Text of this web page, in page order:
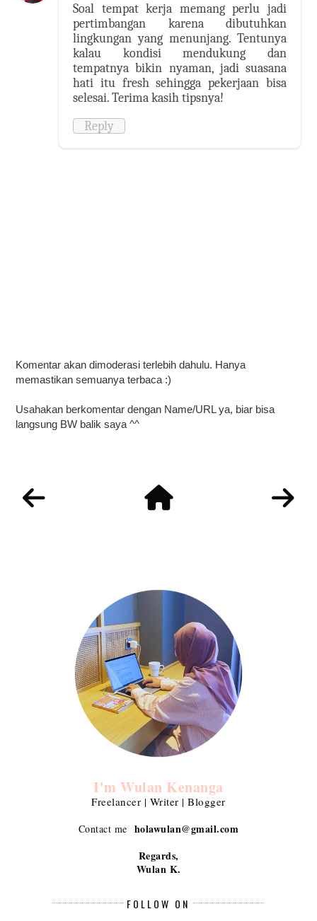
Soal tempat kerja memang perlu jadi
pertimbangan karena dibutuhkan
lingkungan yang menunjang. Tentunya
kalau kondisi mendukung dan
tempatnya bikin nyaman, jadi suasana
hati itu fresh sehingga pekerjaan bisa
selesai. Terima kasih tipsnya!
Reply
Komentar akan dimoderasi terlebih dahulu. Hanya
memastikan semuanya terbaca :)
Usahakan berkomentar dengan Name/URL ya, biar bisa
langsung BW balik saya ^^
I'm Wulan Kenanga
Freelancer | Writer | Blogger
Contact me holawulan@gmail.com
Regards,
Wulan K.
FOLLOW ON